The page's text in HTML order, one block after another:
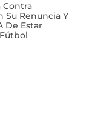
Contra
Su Renuncia Y
De Estar